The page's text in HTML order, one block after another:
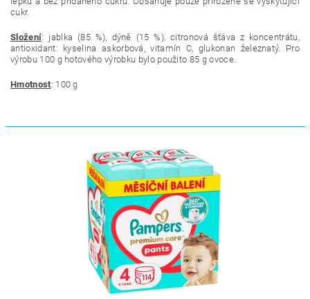
cukr.
Složení: jablka (85 %), dýně (15 %), citronová šťáva z koncentrátu,
antioxidant: kyselina askorbová, vitamín C, glukonan železnatý. Pro
výrobu 100 g hotového výrobku bylo použito 85 g ovoce.
Hmotnost: 100 g